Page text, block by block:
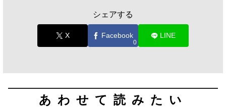
シェアする
X Facebook
0
LINE
あわせて読みたい